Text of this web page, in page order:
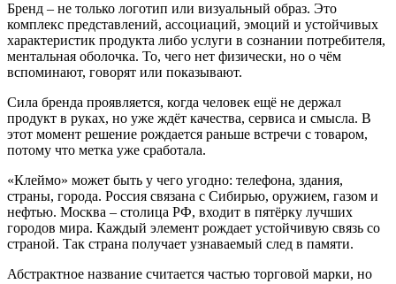
Бренд – не только логотип или визуальный образ. Это
комплекс представлений, ассоциаций, эмоций и устойчивых
характеристик продукта либо услуги в сознании потребителя,
ментальная оболочка. То, чего нет физически, но о чём
вспоминают, говорят или показывают.
Сила бренда проявляется, когда человек ещё не держал
продукт в руках, но уже ждёт качества, сервиса и смысла. В
этот момент решение рождается раньше встречи с товаром,
потому что метка уже сработала.
«Клеймо» может быть у чего угодно: телефона, здания,
страны, города. Россия связана с Сибирью, оружием, газом и
нефтью. Москва – столица РФ, входит в пятёрку лучших
городов мира. Каждый элемент рождает устойчивую связь со
страной. Так страна получает узнаваемый след в памяти.
Абстрактное название считается частью торговой марки, но